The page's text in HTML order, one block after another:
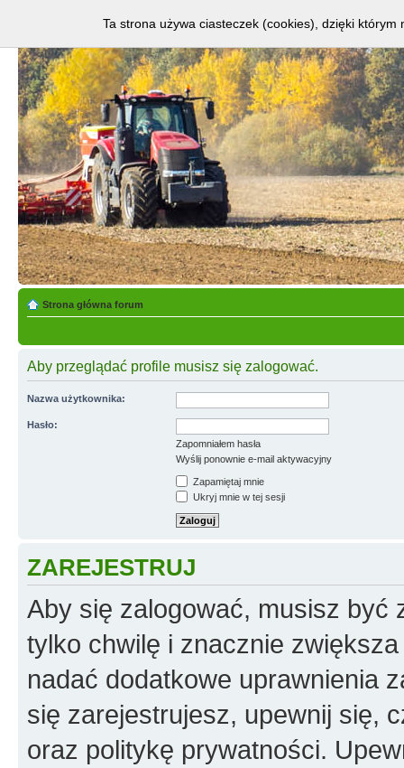
Strona główna forum
Aby przeglądać profile musisz się zalogować.
Nazwa użytkownika:
Hasło:
Zapomniałem hasła
Wyślij ponownie e-mail aktywacyjny
Zapamiętaj mnie
Ukryj mnie w tej sesji
ZAREJESTRUJ
Aby się zalogować, musisz być
tylko chwilę i znacznie
nadać dodatkowe uprawnienia
się zarejestrujesz, upewnij się,
oraz politykę prywatności.
Ta strona używa ciasteczek (cookies), dzięki którym